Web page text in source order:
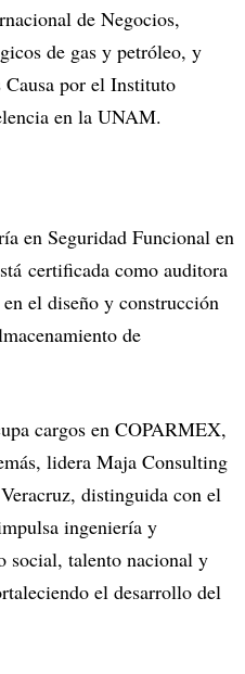
de Negocios,
de gas y petróleo, y
por el Instituto
en la UNAM.
en Seguridad Funcional en
certificada como auditora
el diseño y construcción
de
cargos en COPARMEX,
lidera Maja Consulting
distinguida con el
ingeniería y
social, talento nacional y
el desarrollo del